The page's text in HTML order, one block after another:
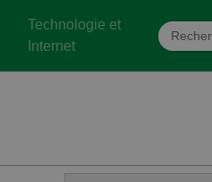
Technologie et
Internet